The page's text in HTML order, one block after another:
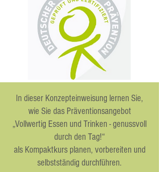
In dieser Konzepteinweisung lernen Sie,
wie Sie das Präventionsangebot
„Vollwertig Essen und Trinken - genussvoll
durch den Tag!“
als Kompaktkurs planen, vorbereiten und
selbstständig durchführen.